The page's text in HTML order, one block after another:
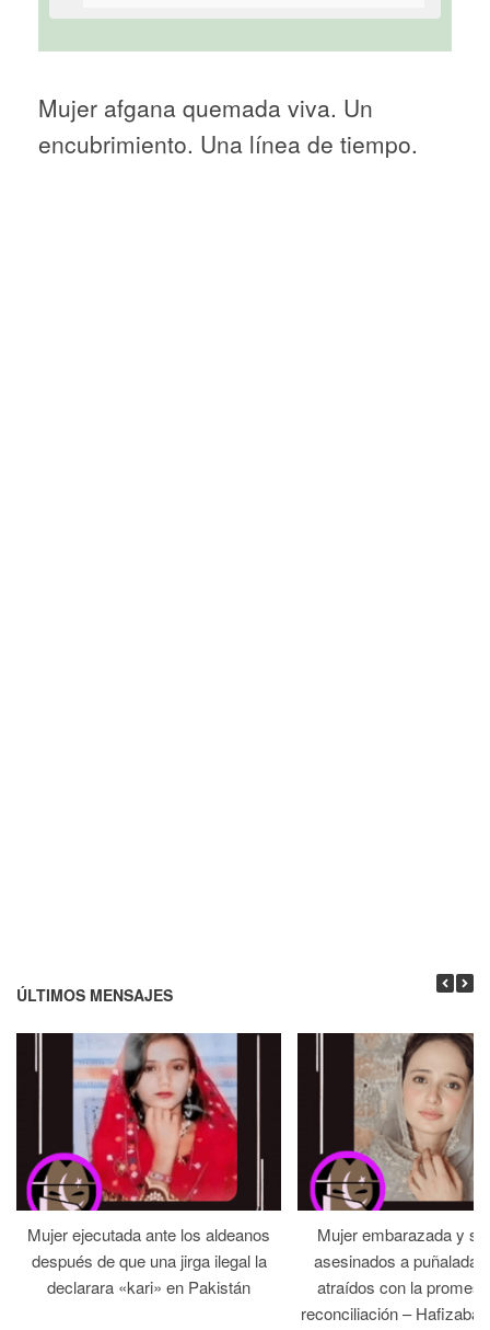
Mujer afgana quemada viva. Un
encubrimiento. Una línea de tiempo.
ÚLTIMOS MENSAJES
Mujer ejecutada ante los aldeanos
después de que una jirga ilegal la
declarara «kari» en Pakistán
Mujer embarazada y
asesinados a
atraídos con la
reconciliación –